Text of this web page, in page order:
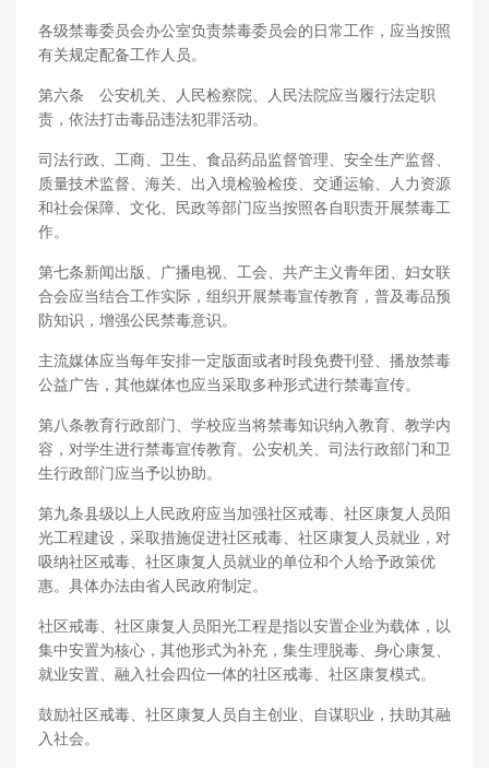
各级禁毒委员会办公室负责禁毒委员会的日常工作，应当按照
有关规定配备工作人员。
第六条 公安机关、人民检察院、人民法院应当履行法定职
责，依法打击毒品违法犯罪活动。
司法行政、工商、卫生、食品药品监督管理、安全生产监督、
质量技术监督、海关、出入境检验检疫、交通运输、人力资源
和社会保障、文化、民政等部门应当按照各自职责开展禁毒工
作。
第七条新闻出版、广播电视、工会、共产主义青年团、妇女联
合会应当结合工作实际，组织开展禁毒宣传教育，普及毒品预
防知识，增强公民禁毒意识。
主流媒体应当每年安排一定版面或者时段免费刊登、播放禁毒
公益广告，其他媒体也应当采取多种形式进行禁毒宣传。
第八条教育行政部门、学校应当将禁毒知识纳入教育、教学内
容，对学生进行禁毒宣传教育。公安机关、司法行政部门和卫
生行政部门应当予以协助。
第九条县级以上人民政府应当加强社区戒毒、社区康复人员阳
光工程建设，采取措施促进社区戒毒、社区康复人员就业，对
吸纳社区戒毒、社区康复人员就业的单位和个人给予政策优
惠。具体办法由省人民政府制定。
社区戒毒、社区康复人员阳光工程是指以安置企业为载体，以
集中安置为核心，其他形式为补充，集生理脱毒、身心康复、
就业安置、融入社会四位一体的社区戒毒、社区康复模式。
鼓励社区戒毒、社区康复人员自主创业、自谋职业，扶助其融
入社会。